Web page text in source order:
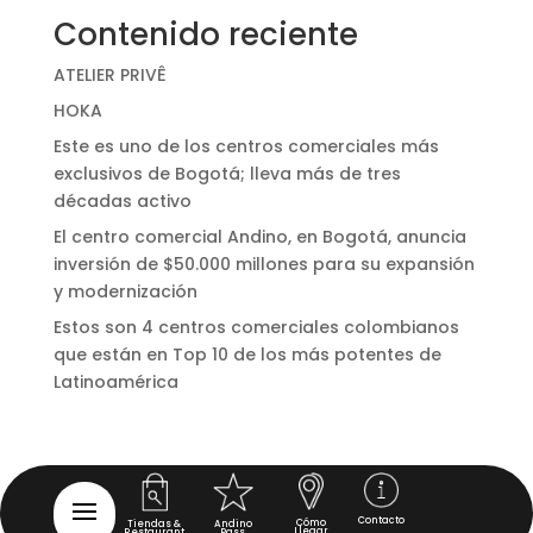
Contenido reciente
ATELIER PRIVÊ
HOKA
Este es uno de los centros comerciales más
exclusivos de Bogotá; lleva más de tres
décadas activo
El centro comercial Andino, en Bogotá, anuncia
inversión de $50.000 millones para su expansión
y modernización
Estos son 4 centros comerciales colombianos
que están en Top 10 de los más potentes de
Latinoamérica
Tiendas & Andino Cómo Contacto